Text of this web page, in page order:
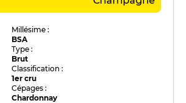
Millésime :
BSA
Type :
Brut
Classification :
1er cru
Cépages :
Chardonnay